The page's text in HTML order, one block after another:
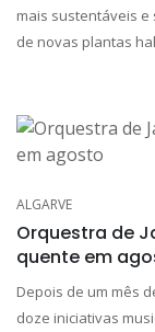
mais sustentáveis
de novas plantas
ALGARVE
Orquestra de
quente em
Depois de um mês
doze iniciativas